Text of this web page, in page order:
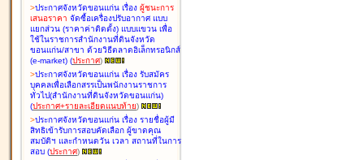
>ประกาศจังหวัดขอนแก่น เรื่อง ผู้ชนะการ
เสนอราคา จัดซื้อเครื่องปรับอากาศ แบบ
แยกส่วน (ราคาค่าติดตั้ง) แบบแขวน เพื่อ
ใช้ในราชการสำนักงานที่ดินจังหวัด
ขอนแก่น/สาขา ด้วยวิธีตลาดอิเล็กทรอนิกส์
(e-market) (ประกาศ)
>ประกาศจังหวัดขอนแก่น เรื่อง รับสมัคร
บุคคลเพื่อเลือกสรรเป็นพนักงานราชการ
ทั่วไป(สำนักงานที่ดินจังหวัดขอนแก่น)
(ประกาศ+รายละเอียดแนบท้าย)
>ประกาศจังหวัดขอนแก่น เรื่อง รายชื่อผู้มี
สิทธิเข้ารับการสอบคัดเลือก ผู้ขาดคุณ
สมบัติฯ และกำหนดวัน เวลา สถานที่ในการ
สอบ (ประกาศ)